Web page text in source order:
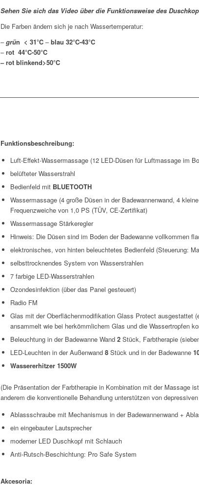
Sehen Sie sich das Video über die Funktionsweise des
Die Farben ändern sich je nach Wassertemperatur:
– grün < 31°C –blau 32°C-43°C
–rot 44°C-50°C
–rot blinkend>50°C
Funktionsbeschreibung:
Luft-Effekt-Wassermassage (12 LED-Düsen für Luftmassage im
belüfteter Wasserstrahl
Bedienfeld mit BLUETOOTH
Wassermassage (4 große Düsen in der Badewannenwand, 4
Frequenzweiche von 1,0 PS (TÜV, CE-Zertifikat)
Wassermassage Stärkeregler
Hinweis: Die Düsen sind im Boden der Badewanne vollkommen
elektronisches, von hinten beleuchtetes Bedienfeld (Steuerung:
selbsttrocknendes System von Wasserstrahlen
7 farbige LED-Wasserstrahlen
Ozondesinfektion (über das Panel gesteuert)
Radio FM
Glas mit der Oberflächenmodifikation Glass Protect
ansammelt wie bei herkömmlichem Glas und die Wassertropfen
Beleuchtung in der Badewanne Wand 2 Stück, Farbtherapie
LED-Leuchten in der Außenwand 8 Stück und in der Badewanne
Wassererhitzer 1500W
(Die Präsentation der Farbtherapie in Kombination mit der Massage
anderem die konventionelle Behandlung unterstützen von
Ablassschraube mit Mechanismus in der Badewannenwand +
ein eingebauter Lautsprecher
moderner LED Duschkopf mit Schlauch
Anti-Rutsch-Beschichtung: Pro Safe System
Akcesoria: